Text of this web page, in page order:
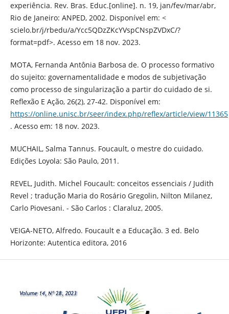
experiência. Rev. Bras. Educ.[online]. n. 19, jan/fev/mar/abr,
Rio de Janeiro: ANPED, 2002. Disponível em: <
scielo.br/j/rbedu/a/Ycc5QDzZKcYVspCNspZVDxC/?
format=pdf>. Acesso em 18 nov. 2023.
MOTA, Fernanda Antônia Barbosa de. O processo formativo
do sujeito: governamentalidade e modos de subjetivação
como processo de singularização a partir do cuidado de si.
Reflexão E Ação, 26(2), 27-42. Disponível em:
https://online.unisc.br/seer/index.php/reflex/article/view/11365
. Acesso em: 18 nov. 2023.
MUCHAIL, Salma Tannus. Foucault, o mestre do cuidado.
Edições Loyola: São Paulo, 2011.
REVEL, Judith. Michel Foucault: conceitos essenciais / Judith
Revel ; tradução Maria do Rosário Gregolin, Nilton Milanez,
Carlo Piovesani. - São Carlos : Claraluz, 2005.
VEIGA-NETO, Alfredo. Foucault e a Educação. 3 ed. Belo
Horizonte: Autentica editora, 2016